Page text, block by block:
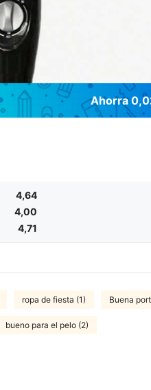
Ahorra
4,64
4,00
4,71
ropa de fiesta (1) Buena
bueno para el pelo (2)